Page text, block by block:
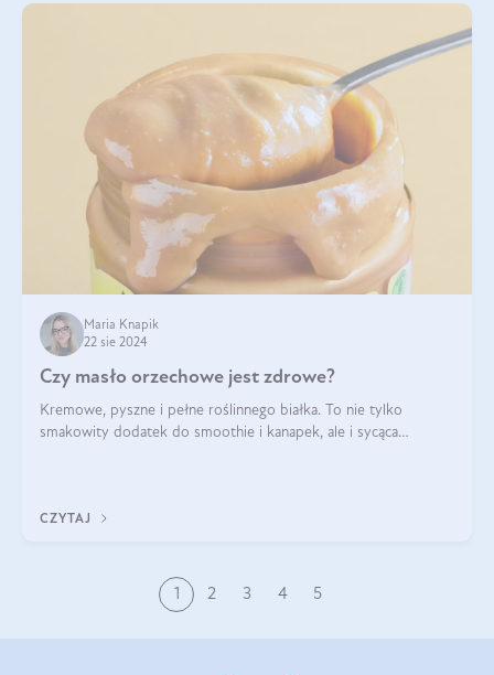
Maria Knapik
22 sie 2024
Czy masło orzechowe jest zdrowe?
Kremowe, pyszne i pełne roślinnego białka. To nie tylko
smakowity dodatek do smoothie i kanapek, ale i sycąca
CZYTAJ
1 2 3 4 5